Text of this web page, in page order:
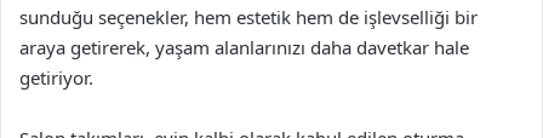
sunduğu seçenekler, hem estetik hem de işlevselliği bir
araya getirerek, yaşam alanlarınızı daha davetkar hale
getiriyor.